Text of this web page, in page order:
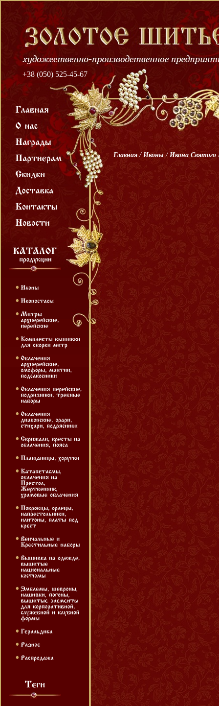
+38 (050) 525-45-67
Главная / Иконы / Икона Святого